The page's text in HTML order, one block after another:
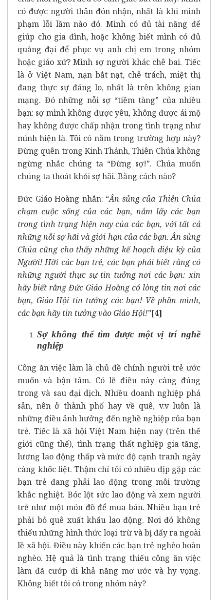
có được người thân đón nhận, nhất là khi mình
phạm lỗi lầm nào đó. Mình có đủ tài năng để
giúp cho gia đình, hoặc không biết mình có đủ
quảng đại để phục vụ anh chị em trong nhóm
hoặc giáo xứ? Mình sợ người khác chê bai. Tiếc
là ở Việt Nam, nạn bắt nạt, chê trách, miệt thị
đang thực sự đáng lo, nhất là trên không gian
mạng. Đó những nỗi sợ “tiềm tàng” của nhiều
bạn: sợ mình không được yêu, không được ái mộ
hay không được chấp nhận trong tình trạng như
mình hiện là. Tôi có nằm trong trường hợp này?
Đừng quên trong Kinh Thánh, Thiên Chúa không
ngừng nhắc chúng ta “Đừng sợ!”. Chúa muốn
chúng ta thoát khỏi sợ hãi. Bằng cách nào?
Đức Giáo Hoàng nhắn: “Ân sủng của Thiên Chúa
chạm cuộc sống của các bạn, nắm lấy các bạn
trong tình trạng hiện nay của các bạn, với tất cả
những nỗi sợ hãi và giới hạn của các bạn. Ân sủng
Chúa cũng cho thấy những kế hoạch diệu kỳ của
Người! Hỡi các bạn trẻ, các bạn phải biết rằng có
những người thực sự tin tưởng nơi các bạn: xin
hãy biết rằng Đức Giáo Hoàng có lòng tin nơi các
bạn, Giáo Hội tin tưởng các bạn! Về phần mình,
các bạn hãy tin tưởng vào Giáo Hội!”[4]
Sợ không thể tìm được một vị trí nghề
nghiệp
Công ăn việc làm là chủ đề chính người trẻ ước
muốn và bận tâm. Có lẽ điều này càng đúng
trong và sau đại dịch. Nhiều doanh nghiệp phá
sản, nên ở thành phố hay về quê, v.v luôn là
những điều ảnh hưởng đến nghề nghiệp của bạn
trẻ. Tiếc là xã hội Việt Nam hiện nay (trên thế
giới cũng thế), tình trạng thất nghiệp gia tăng,
lương lao động thấp và mức độ cạnh tranh ngày
càng khốc liệt. Thậm chí tôi có nhiều dịp gặp các
bạn trẻ đang phải lao động trong môi trường
khắc nghiệt. Bóc lột sức lao động và xem người
trẻ như một món đồ để mua bán. Nhiều bạn trẻ
phải bỏ quê xuất khẩu lao động. Nơi đó không
thiếu những hình thức loại trừ và bị đẩy ra ngoài
lề xã hội. Điều này khiến các bạn trẻ nghèo hoàn
nghèo. Hệ quả là tình trạng thiếu công ăn việc
làm đã cướp đi khả năng mơ ước và hy vọng.
Không biết tôi có trong nhóm này?